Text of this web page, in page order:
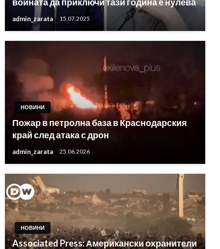
admin_zarata 15.07.2025
НОВИНИ
Пожар в петролна база в Краснодарския
край след атака с дрон
admin_zarata 25.06.2026
НОВИНИ
Associated Press: Американски охранители